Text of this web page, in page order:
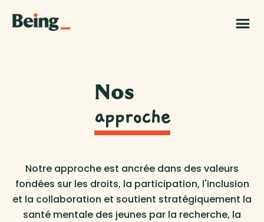
Nos
approche
Notre approche est ancrée dans des valeurs
fondées sur les droits, la participation, l'inclusion
et la collaboration et soutient stratégiquement la
santé mentale des jeunes par la recherche, la